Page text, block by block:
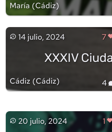
María (Cádiz)
14 julio, 2024 7
XXXIV
Cádiz (Cádiz) 4
20 julio, 2024 1